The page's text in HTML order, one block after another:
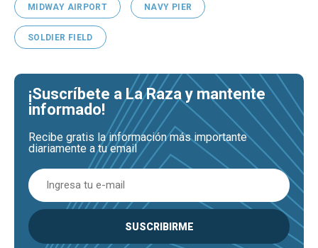
MIDWAY AIRPORT NAVY PIER
SOLDIER FIELD
¡Suscríbete a La Raza y mantente
informado!
Recibe gratis la información más importante
diariamente a tu email
SUSCRIBIRME